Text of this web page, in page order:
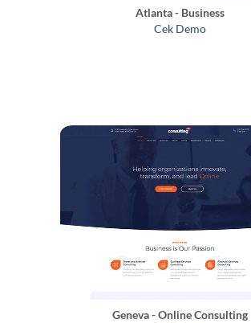
Atlanta - Business
Cek Demo
Geneva - Online Consulting